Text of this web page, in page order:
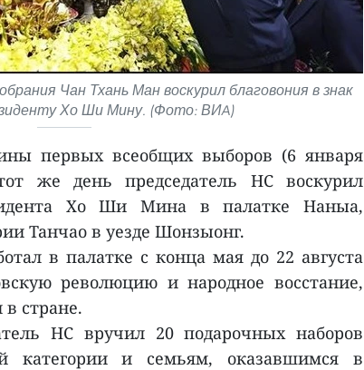
Чан Тхань Ман воскурил благовония в знак
Хо Ши Мину. (Фото: ВИA)
первых всеобщих выборов (6 января
же день председатель НС воскурил
Хо Ши Мина в палатке Наныа,
Танчао в уезде Шонзыонг.
в палатке с конца мая до 22 августа
революцию и народное восстание,
стране.
НС вручил 20 подарочных наборов
категории и семьям, оказавшимся в